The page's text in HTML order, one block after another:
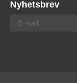
Nyhetsbrev